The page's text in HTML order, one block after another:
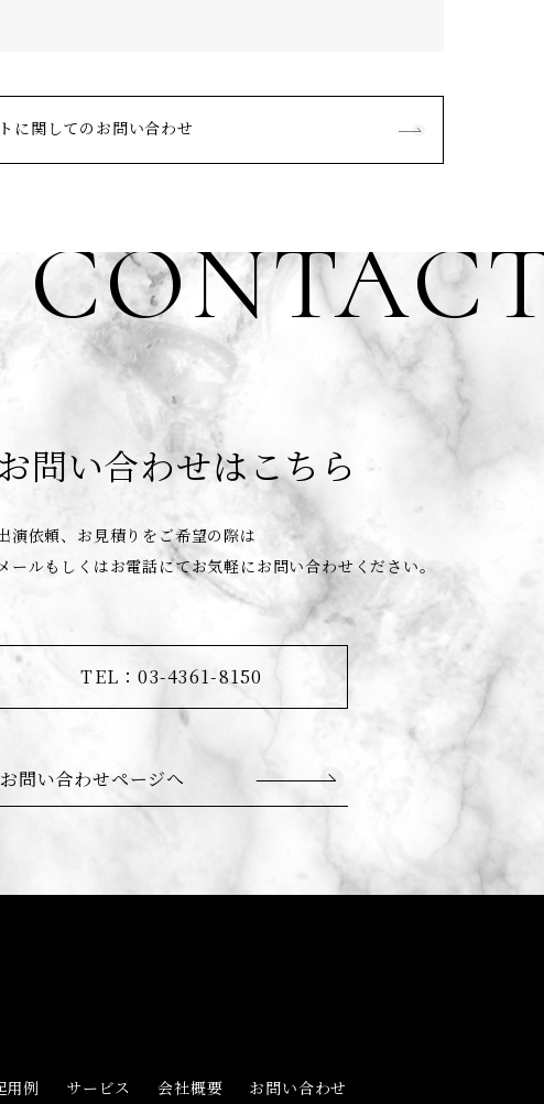
に関してのお問い合わせ
問い合わせはこちら
演依頼、お見積りをご希望の際は
ールもしくはお電話にてお気軽にお問い合わせください。
TEL：03-4361-8150
お問い合わせページへ
用例 サービス 会社概要 お問い合わせ